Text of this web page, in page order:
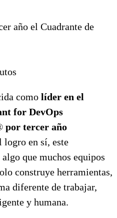
como líder en el
for DevOps
por tercer año
logro en sí, este
que muchos equipos
construye herramientas,
diferente de trabajar,
y humana.